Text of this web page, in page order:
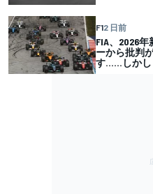
F12 日前
FIA、2026
ーから批判
す……しかし